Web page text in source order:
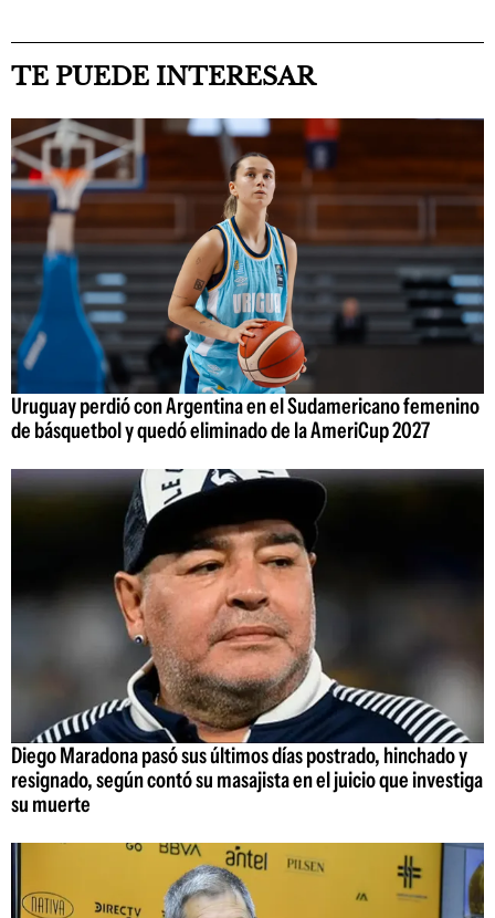
TE PUEDE INTERESAR
Uruguay perdió con Argentina en el Sudamericano femenino
de básquetbol y quedó eliminado de la AmeriCup 2027
Diego Maradona pasó sus últimos días postrado, hinchado y
resignado, según contó su masajista en el juicio que investiga
su muerte